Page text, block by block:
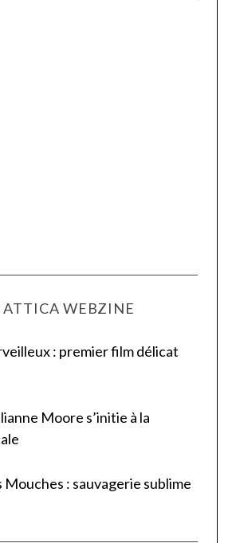
ATTICA WEBZINE
: premier film délicat
Moore s’initie à la
Mouches : sauvagerie sublime